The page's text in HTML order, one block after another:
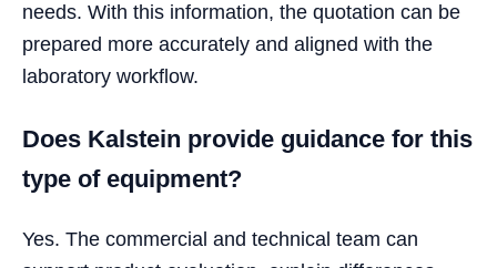
needs. With this information, the quotation can be
prepared more accurately and aligned with the
laboratory workflow.
Does Kalstein provide guidance for this
type of equipment?
Yes. The commercial and technical team can